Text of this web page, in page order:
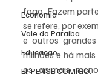
Economia
Vale do Paraiba
Educação
EI, PENSE COMIGO.
fogo. Fazem
se refere, por
e outros
milhões e há
os animais